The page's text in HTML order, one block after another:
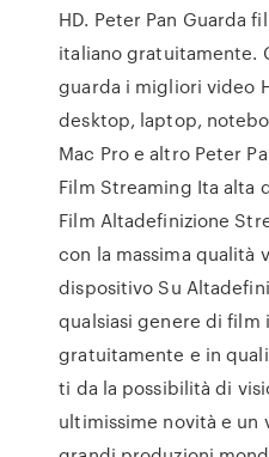
HD. Peter Pan Guarda
italiano gratuitamente.
guarda i migliori video
desktop, laptop,
Mac Pro e altro Peter
Film Streaming Ita alta
Film Altadefinizione
con la massima qualità
dispositivo Su
qualsiasi genere di film
gratuitamente e in
ti da la possibilità di
ultimissime novità e un